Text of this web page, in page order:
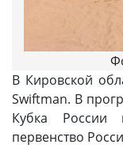
В Кировской
Swiftman. В
Кубка
первенство